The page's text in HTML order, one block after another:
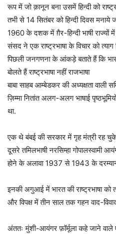
रूप में जो क़ानून बना उसमें हिन्दी को
तभी से 14 सितंबर को हिन्दी दिवस
1960 के दशक में ग़ैर-हिन्दी भाषी
संसद ने एक राष्ट्रभाषा के विचार को त्याग
पिछली जनगणना के आंकड़े बताते हैं कि
बोलते हैं राष्ट्रभाषा नहीं राजभाषा
बाबा साहब आम्बेडकर की अध्यक्षता वाली
ज़िम्मा नितांत अलग-अलग भाषाई
था.
एक थे बंबई की सरकार में गृह मंत्री रह
दूसरे तमिलभाषी नरसिम्हा गोपालस्वामी
होने के अलावा 1937 से 1943 के
इनकी अगुआई में भारत की राष्ट्रभाषा को
और विपक्ष में तीन साल तक गहन वाद-
अंततः मुंशी-आयंगर फ़ॉर्मूला कहे जाने